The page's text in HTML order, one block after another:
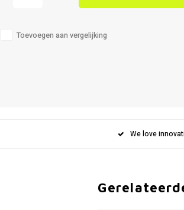
Toevoegen aan vergelijking
We love